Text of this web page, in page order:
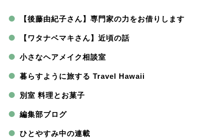
【後藤由紀子さん】専門家の力をお借りします
【ワタナベマキさん】近頃の話
小さなヘアメイク相談室
暮らすように旅する Travel Hawaii
別室 料理とお菓子
編集部ブログ
ひとやすみ中の連載